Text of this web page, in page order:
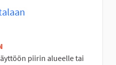
piirin alueelle tai